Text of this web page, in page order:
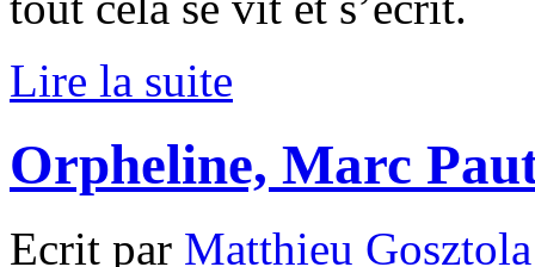
Lire la suite
Orpheline, Marc
Ecrit par Matthieu Gosztola